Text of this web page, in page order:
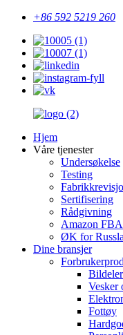
+86 592 5219 260
Hjem
Våre tjenester
Undersøkelse
Testing
Sertifisering
Rådgivning
Amazon FBA
ØK for
Dine bransjer
Bildeler
Vesker
Fottøy